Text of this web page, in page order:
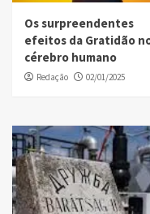
Os surpreendentes
efeitos da Gratidão
cérebro humano
Redação 02/01/2025